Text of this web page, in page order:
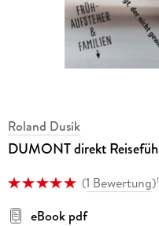
Roland Dusik
DUMONT direkt
(1 Bewertung)
eBook pdf